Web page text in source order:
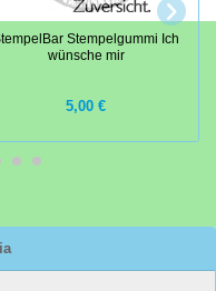
Stempelgummi Ich
wünsche mir
5,00 €